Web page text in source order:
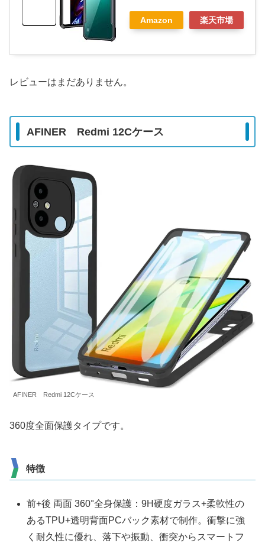
Amazon 楽天市場
レビューはまだありません。
AFINER Redmi 12Cケース
AFINER Redmi 12Cケース
360度全面保護タイプです。
特徴
前+後 両面 360°全身保護：9H硬度ガラス+柔軟性の
あるTPU+透明背面PCバック素材で制作。衝撃に強
く耐久性に優れ、落下や振動、衝突からスマートフ